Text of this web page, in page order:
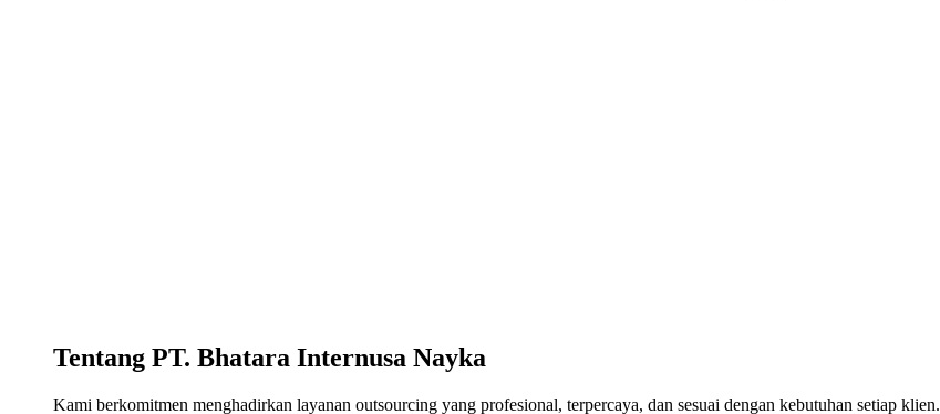
Tentang PT. Bhatara Internusa Nayka
Kami berkomitmen menghadirkan layanan outsourcing yang profesional, terpercaya, dan sesuai dengan kebutuhan setiap klien.